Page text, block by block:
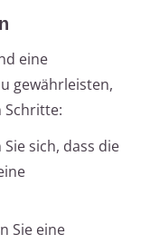
eine
gewährleisten,
Schritte:
sich, dass die
Sie eine